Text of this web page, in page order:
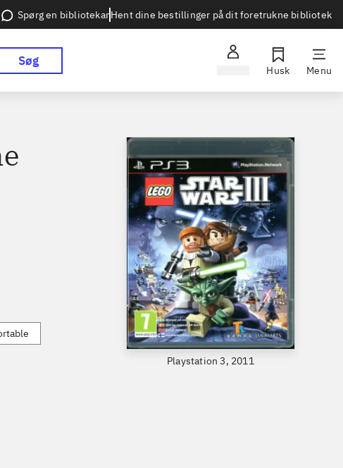
Spørg en bibliotekarHent dine bestillinger på dit foretrukne bibliotek
Søg
Husk Menu
Playstation 3, 2011